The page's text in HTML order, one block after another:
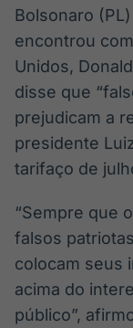
Bolsonaro
encontrou
Unidos,
disse que
prejudicam a
presidente
tarifaço de
“Sempre que
falsos
colocam seus
acima do
público”,